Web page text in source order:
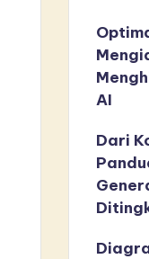
AI
Dari